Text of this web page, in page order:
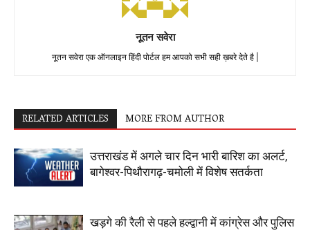
नूतन सवेरा
नूतन सवेरा एक ऑनलाइन हिंदी पोर्टल हम आपको सभी सही ख़बरे देते है |
RELATED ARTICLES MORE FROM AUTHOR
उत्तराखंड में अगले चार दिन भारी बारिश का अलर्ट,
बागेश्वर-पिथौरागढ़-चमोली में विशेष सतर्कता
खड़गे की रैली से पहले हल्द्वानी में कांग्रेस और पुलिस